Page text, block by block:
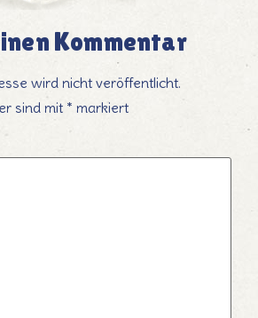
Kommentar
wird nicht veröffentlicht.
sind mit * markiert